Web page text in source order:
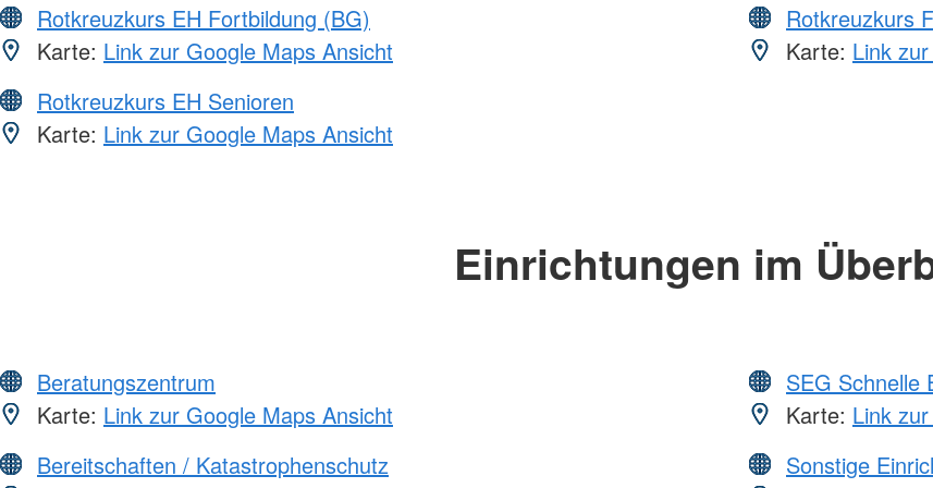
Rotkreuzkurs EH Fortbildung (BG)
Karte: Link zur Google Maps Ansicht
Rotkreuzkurs EH Senioren
Karte: Link zur Google Maps Ansicht
Rotkreuzkurs
Karte: Link
Einrichtungen im
Beratungszentrum
Karte: Link zur Google Maps Ansicht
Bereitschaften / Katastrophenschutz
SEG Schnelle
Karte: Link
Sonstige